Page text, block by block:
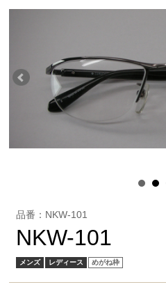
品番：NKW-101
NKW-101
メンズ レディース めがね枠